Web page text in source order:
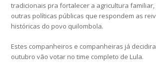
tradicionais pra fortalecer a agricultura
outras políticas públicas que respondem as
históricas do povo quilombola.
Estes companheiros e companheiras já
outubro vão votar no time completo de Lula.